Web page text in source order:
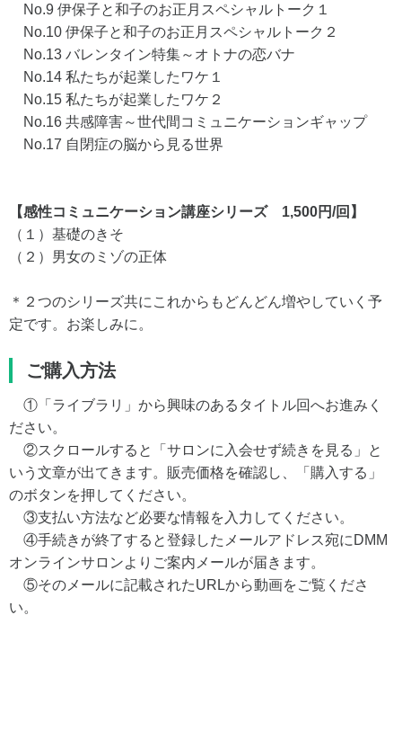
No.9 伊保子と和子のお正月スペシャルトーク１
No.10 伊保子と和子のお正月スペシャルトーク２
No.13 バレンタイン特集～オトナの恋バナ
No.14 私たちが起業したワケ１
No.15 私たちが起業したワケ２
No.16 共感障害～世代間コミュニケーションギャップ
No.17 自閉症の脳から見る世界
【感性コミュニケーション講座シリーズ 1,500円/回】
（１）基礎のきそ
（２）男女のミゾの正体
＊２つのシリーズ共にこれからもどんどん増やしていく予
定です。お楽しみに。
ご購入方法
①「ライブラリ」から興味のあるタイトル回へお進みく
ださい。
②スクロールすると「サロンに入会せず続きを見る」と
いう文章が出てきます。販売価格を確認し、「購入する」
のボタンを押してください。
③支払い方法など必要な情報を入力してください。
④手続きが終了すると登録したメールアドレス宛にDMM
オンラインサロンよりご案内メールが届きます。
⑤そのメールに記載されたURLから動画をご覧くださ
い。